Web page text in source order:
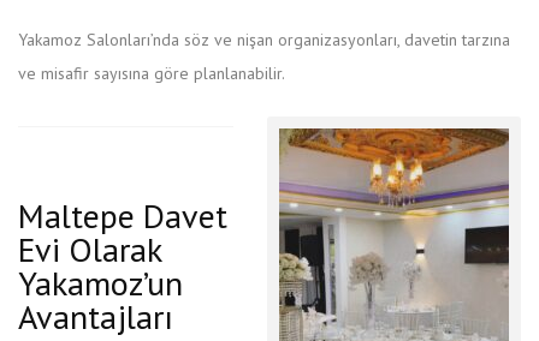
Yakamoz Salonları’nda söz ve nişan organizasyonları, davetin tarzına
ve misafir sayısına göre planlanabilir.
Maltepe Davet
Evi Olarak
Yakamoz’un
Avantajları